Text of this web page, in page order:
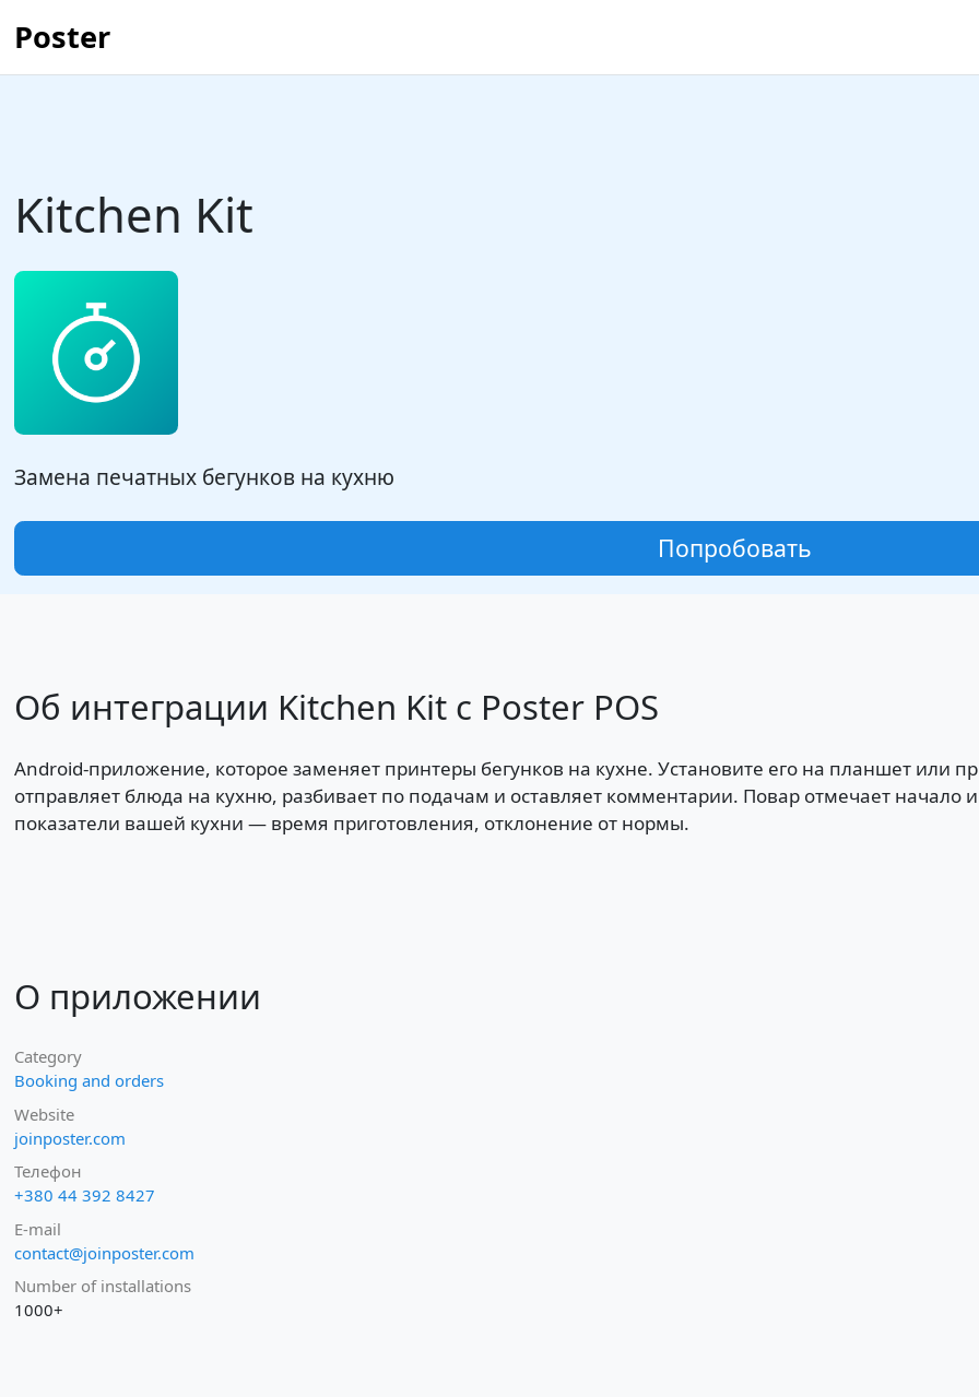
Poster
Kitchen Kit
Замена печатных бегунков на кухню
Попробовать
Об интеграции Kitchen Kit с Poster POS
Android-приложение, которое заменяет принтеры бегунков на кухне. Установите его на планшет или
отправляет блюда на кухню, разбивает по подачам и оставляет комментарии. Повар отмечает начало
показатели вашей кухни — время приготовления, отклонение от нормы.
О приложении
Category
Booking and orders
Website
joinposter.com
Телефон
+380 44 392 8427
E-mail
contact@joinposter.com
Number of installations
1000+